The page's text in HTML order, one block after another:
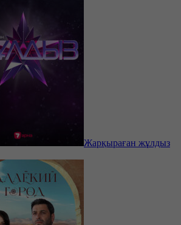
Жарқыраған жұлдыз